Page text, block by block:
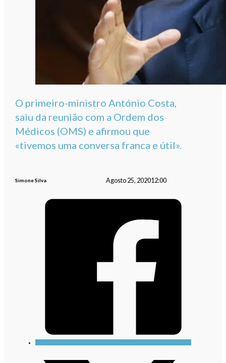
O primeiro-ministro António Costa,
saiu da reunião com a Ordem dos
Médicos (OMS) e afirmou que
«tivemos uma conversa franca e útil».
Simone Silva Agosto 25, 202012:00